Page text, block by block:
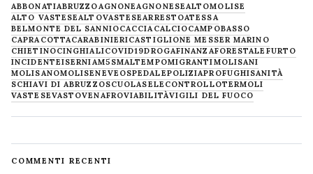
ABBONATIABRUZZOAGNONEAGNONESEALTOMOLISE
ALTO VASTESEALTOVASTESEARRESTOATESSA
BELMONTE DEL SANNIOCACCIACALCIOCAMPOBASSO
CAPRACOTTACARABINIERICASTIGLIONE MESSER MARINO
CHIETINOCINGHIALICOVID19DROGAFINANZAFORESTALE FURTO
INCIDENTEISERNIAM5SMALTEMPOMIGRANTIMOLISANI
MOLISANOMOLISENEVE OSPEDALEPOLIZIAPROFUGHISANITÀ
SCHIAVI DI ABRUZZOSCUOLASELECONTROLLOTERMOLI
VASTESEVASTOVENAFROVIABILITÀVIGILI DEL FUOCO
COMMENTI RECENTI